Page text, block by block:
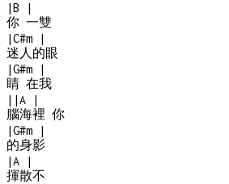
|B
|
你 一雙
|C#m
|
迷人的眼
|G#m
|
睛 在我
| |A
|
腦海裡 你
|G#m
|
的身影
|A
|
揮散不